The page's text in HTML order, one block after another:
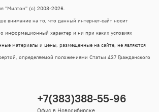
+7(383)388-55-96
Офис в Новосибирске
"Милтон" (с) 2008-2026.
внимание на то, что данный интернет-сайт носит
информационный характер и ни при каких условиях
материалы и цены, размещенные на сайте, не являются
определяемой положениями Статьи 437 Гражданского